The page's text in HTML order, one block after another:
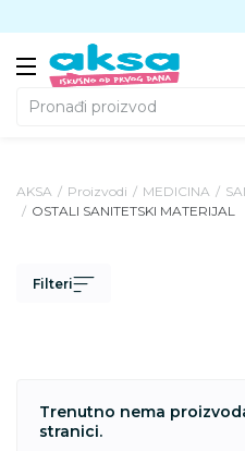
Pronađi proizvod
AKSA Proizvodi MEDICINA
OSTALI SANITETSKI MATERIJAL
Filteri
Trenutno nema
stranici.